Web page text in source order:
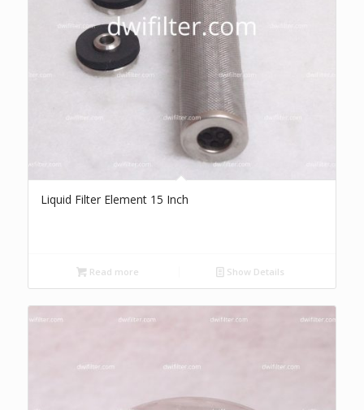
Liquid Filter Element 15 Inch
Read more Show Details